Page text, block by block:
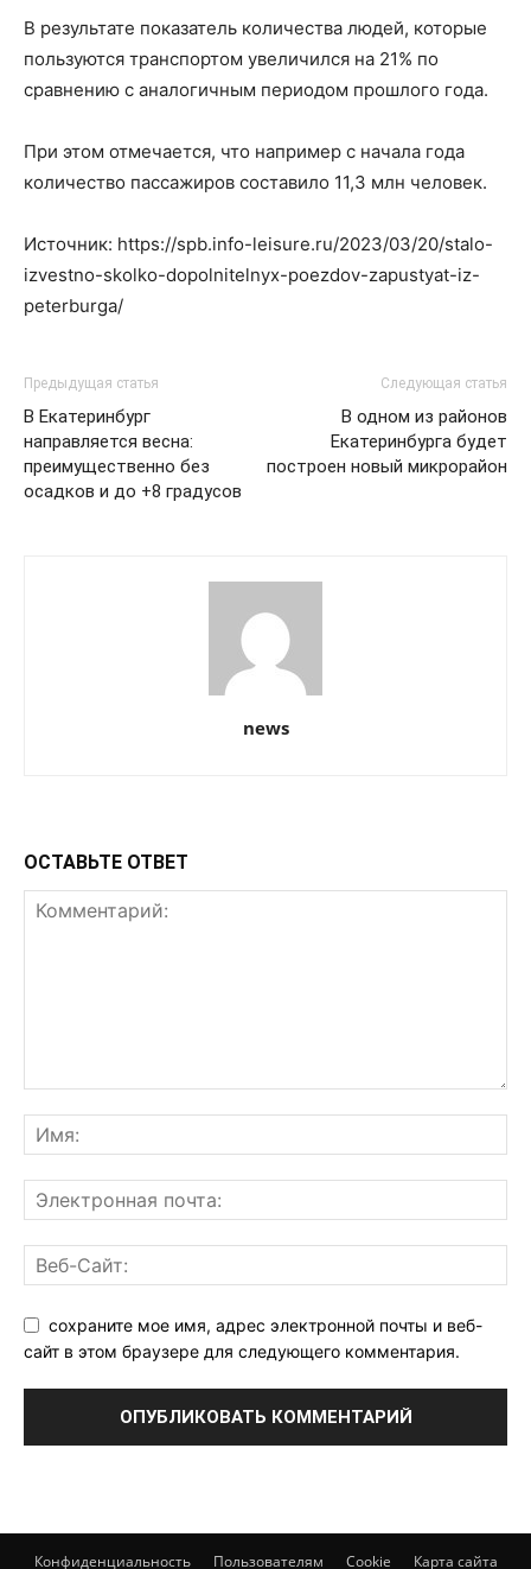
В результате показатель количества людей, которые
пользуются транспортом увеличился на 21% по
сравнению с аналогичным периодом прошлого года.
При этом отмечается, что например с начала года
количество пассажиров составило 11,3 млн человек.
Источник: https://spb.info-leisure.ru/2023/03/20/stalo-
izvestno-skolko-dopolnitelnyx-poezdov-zapustyat-iz-
peterburga/
Предыдущая статья
В Екатеринбург
направляется весна:
преимущественно без
осадков и до +8 градусов
Следующая статья
В одном из районов
Екатеринбурга будет
построен новый микрорайон
news
ОСТАВЬТЕ ОТВЕТ
сохраните мое имя, адрес электронной почты и веб-
сайт в этом браузере для следующего комментария.
Конфиденциальность Пользователям Cookie Карта сайта